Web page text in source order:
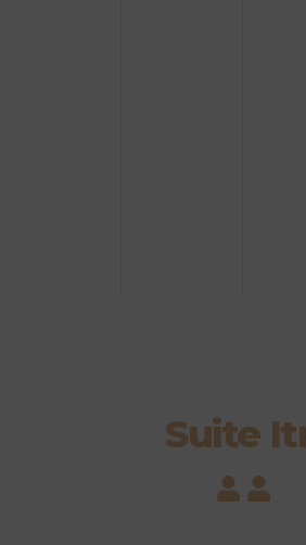
Suite